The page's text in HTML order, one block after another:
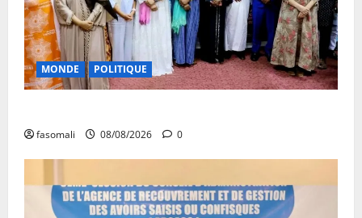
MONDE POLITIQUE
fasomali 08/08/2026 0